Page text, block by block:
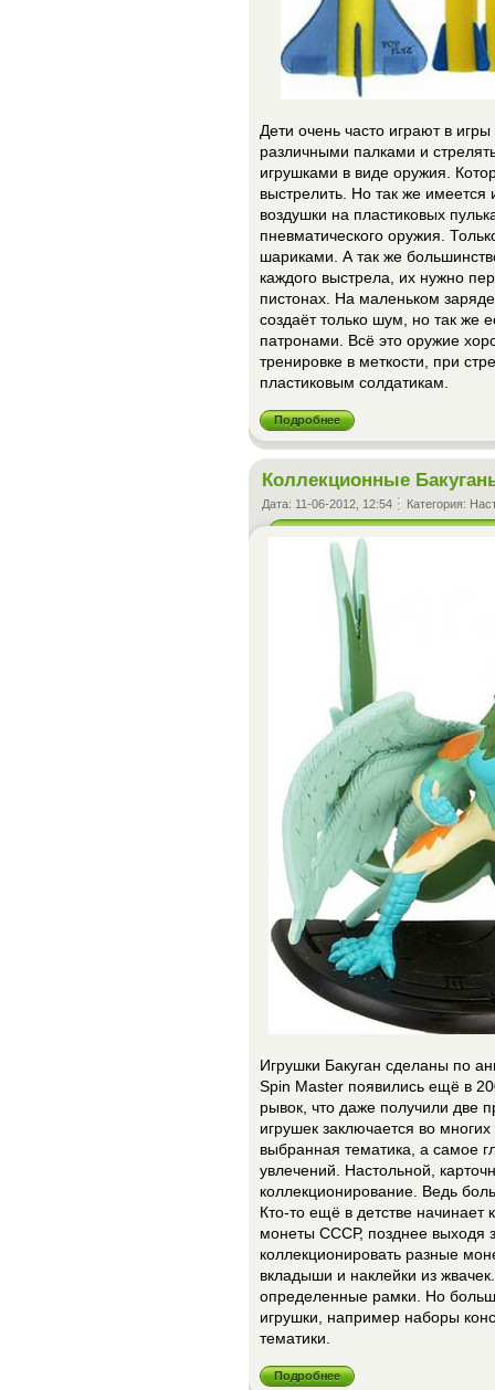
Дети очень часто играют в
различными палками и
игрушками в виде оружия.
выстрелить. Но так же
воздушки на пластиковых
пневматического оружия.
шариками. А так же
каждого выстрела, их нужно
пистонах. На маленьком
создаёт только шум, но так же
патронами. Всё это оружие
тренировке в меткости, при
пластиковым солдатикам.
Подробнее
Коллекционные
Дата: 11-06-2012, 12:54 Категория:
Игрушки Бакуган сделаны по
Spin Master появились ещё в
рывок, что даже получили две
игрушек заключается во
выбранная тематика, а самое
увлечений. Настольной,
коллекционирование. Ведь
Кто-то ещё в детстве
монеты СССР, позднее выходя
коллекционировать разные
вкладыши и наклейки из
определенные рамки. Но
игрушки, например наборы
тематики.
Подробнее